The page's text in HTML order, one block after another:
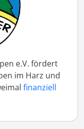
e.V. fördert
im Harz und
finanziell